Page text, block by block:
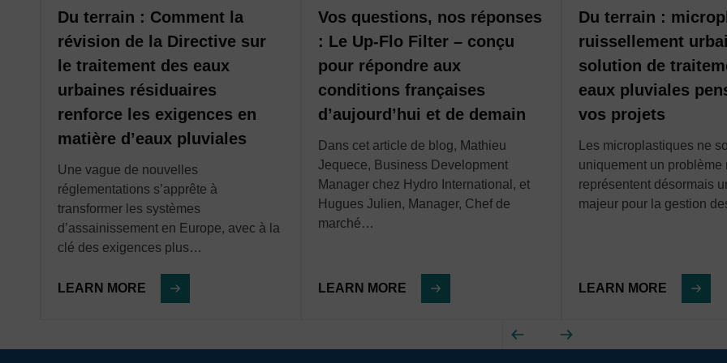
écosystèmes fragiles et essentiels, tout en limitant les impacts environnementaux.
déversements d’eaux usées.
Nos enregistreurs de données, systèmes de télémétrie, bases de données et outils d’analyse
fournissent une vision en temps réel des conditions environnementales, des réseaux et des
systèmes. Ils permettent ainsi d’améliorer la gestion des incidents, la planification et les
Du terrain : Comment la
révision de la Directive sur
le traitement des eaux
urbaines résiduaires
renforce les exigences en
matière d’eaux pluviales
Une vague de nouvelles
réglementations s’apprête à
transformer les systèmes
d’assainissement en Europe, avec à la
clé des exigences plus…
LEARN MORE
Vos questions, nos réponses
: Le Up-Flo Filter – conçu
pour répondre aux
conditions françaises
d’aujourd’hui et de demain
Dans cet article de blog, Mathieu
Jequece, Business Development
Manager chez Hydro International, et
Hugues Julien, Manager, Chef de
marché…
LEARN MORE
Du terrain :
ruissellement
solution de
eaux pluviales
vos projets
Les microplastiques ne
uniquement un
représentent désormais
majeur pour la gestion
LEARN MORE